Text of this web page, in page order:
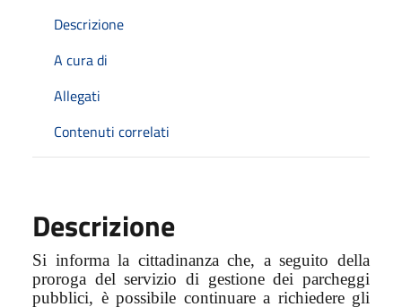
Descrizione
A cura di
Allegati
Contenuti correlati
Descrizione
Si informa la cittadinanza che, a seguito della
proroga del servizio di gestione dei parcheggi
pubblici, è possibile continuare a richiedere gli